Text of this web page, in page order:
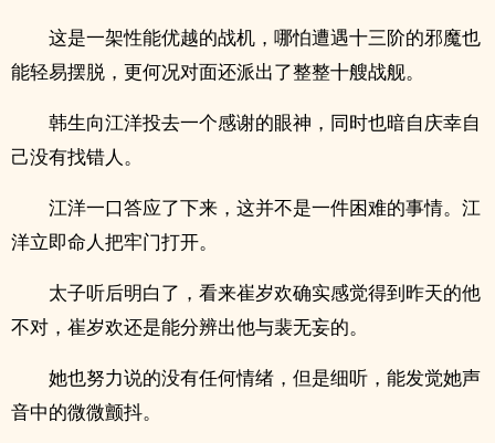
这是一架性能优越的战机，哪怕遭遇十三阶的邪魔也
能轻易摆脱，更何况对面还派出了整整十艘战舰。
韩生向江洋投去一个感谢的眼神，同时也暗自庆幸自
己没有找错人。
江洋一口答应了下来，这并不是一件困难的事情。江
洋立即命人把牢门打开。
太子听后明白了，看来崔岁欢确实感觉得到昨天的他
不对，崔岁欢还是能分辨出他与裴无妄的。
她也努力说的没有任何情绪，但是细听，能发觉她声
音中的微微颤抖。